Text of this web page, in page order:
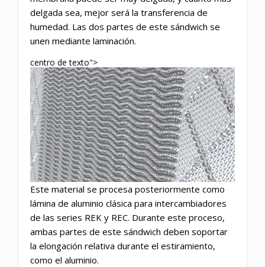
delgada sea, mejor será la transferencia de
humedad. Las dos partes de este sándwich se
unen mediante laminación.
centro de texto">
Este material se procesa posteriormente como
lámina de aluminio clásica para intercambiadores
de las series REK y REC. Durante este proceso,
ambas partes de este sándwich deben soportar
la elongación relativa durante el estiramiento,
como el aluminio.